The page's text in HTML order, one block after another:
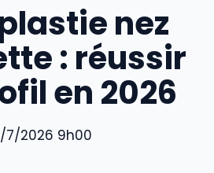
nez
: réussir
en 2026
7/2026 9h00